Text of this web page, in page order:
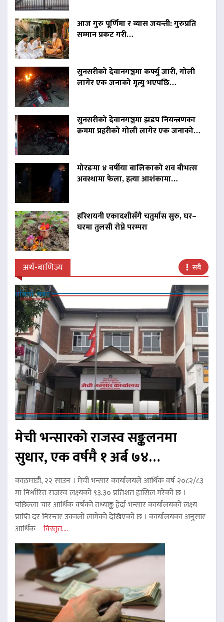
आज गुरु पूर्णिमा र व्यास जयन्ती: गुरुप्रति
सम्मान प्रकट गरी…
सुनसरीको देवानगञ्जमा कर्फ्यु जारी, गोली
लागेर एक जनाको मृत्यु भएपछि…
सुनसरीको देवानगञ्जमा झडप नियन्त्रणका
क्रममा प्रहरीको गोली लागेर एक जनाको…
मोरङमा ४ वर्षीया बालिकाको शव बीभत्स
अवस्थामा फेला, हत्या आशंकामा…
हरिशयनी एकादशीसँगै चतुर्मास सुरु, घर–
घरमा तुलसी रोप्ने परम्परा
अर्थ-बाणिज्य सबै
मेची भन्सारको राजस्व सङ्कलनमा
सुधार, एक वर्षमै १ अर्ब ७४…
काठमाडौं, २२ साउन । मेची भन्सार कार्यालयले आर्थिक वर्ष २०८२/८३
मा निर्धारित राजस्व लक्ष्यको ९३.३० प्रतिशत हासिल गरेको छ ।
पछिल्ला चार आर्थिक वर्षको तथ्याङ्क हेर्दा भन्सार कार्यालयको लक्ष्य
प्राप्ति दर निरन्तर उकालो लागेको देखिएको छ । कार्यालयका अनुसार
आर्थिक विस्तृत....